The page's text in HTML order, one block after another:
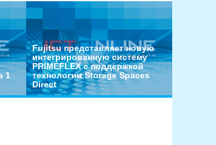
1
Fujitsu представляет новую
интегрированную систему
PRIMEFLEX с поддержкой
технологии Storage Spaces
Direct